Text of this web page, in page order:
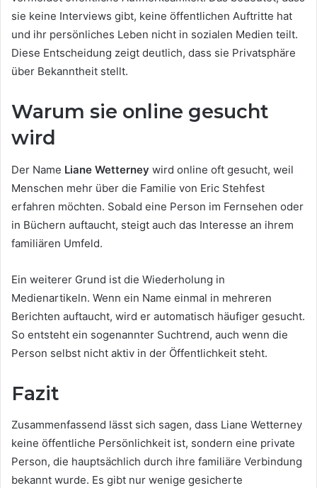
sie keine Interviews gibt, keine öffentlichen Auftritte hat
und ihr persönliches Leben nicht in sozialen Medien teilt.
Diese Entscheidung zeigt deutlich, dass sie Privatsphäre
über Bekanntheit stellt.
Warum sie online gesucht
wird
Der Name Liane Wetterney wird online oft gesucht, weil
Menschen mehr über die Familie von Eric Stehfest
erfahren möchten. Sobald eine Person im Fernsehen oder
in Büchern auftaucht, steigt auch das Interesse an ihrem
familiären Umfeld.
Ein weiterer Grund ist die Wiederholung in
Medienartikeln. Wenn ein Name einmal in mehreren
Berichten auftaucht, wird er automatisch häufiger gesucht.
So entsteht ein sogenannter Suchtrend, auch wenn die
Person selbst nicht aktiv in der Öffentlichkeit steht.
Fazit
Zusammenfassend lässt sich sagen, dass Liane Wetterney
keine öffentliche Persönlichkeit ist, sondern eine private
Person, die hauptsächlich durch ihre familiäre Verbindung
bekannt wurde. Es gibt nur wenige gesicherte